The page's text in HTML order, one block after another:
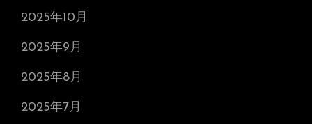
2025年10月
2025年9月
2025年8月
2025年7月